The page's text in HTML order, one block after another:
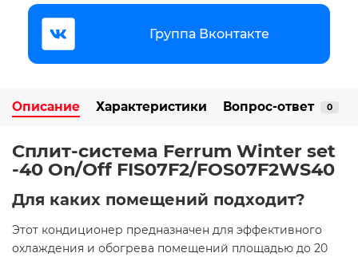
Группа Вконтакте
Описание Характеристики Вопрос-ответ 0
Сплит-система Ferrum Winter set
-40 On/Off FIS07F2/FOS07F2WS40
Для каких помещений подходит?
Этот кондиционер предназначен для эффективного
охлаждения и обогрева помещений площадью до 20